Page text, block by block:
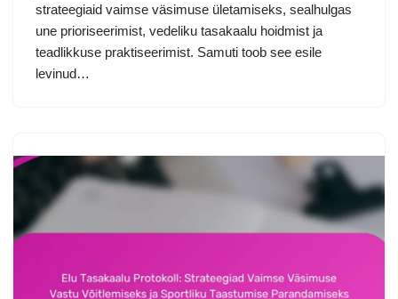
strateegiaid vaimse väsimuse ületamiseks, sealhulgas
une prioriseerimist, vedeliku tasakaalu hoidmist ja
teadlikkuse praktiseerimist. Samuti toob see esile
levinud…